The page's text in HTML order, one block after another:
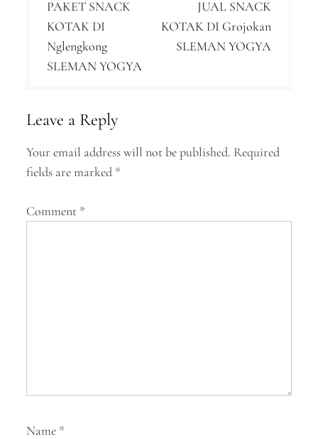
o
s
t
a
i
a
PAKET SNACK
KOTAK DI
Nglengkong
SLEMAN YOGYA
JUAL SNACK
KOTAK DI Grojokan
SLEMAN YOGYA
Leave a Reply
Your email address will not be published. Required
fields are marked *
Comment *
Name *